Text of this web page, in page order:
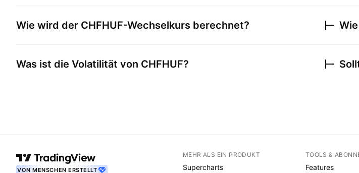
Wie wird der CHFHUF-Wechselkurs berechnet?
Was ist die Volatilität von CHFHUF?
VON MENSCHEN ERSTELLT
MEHR ALS EIN PRODUKT
Supercharts
TOOLS &
Features